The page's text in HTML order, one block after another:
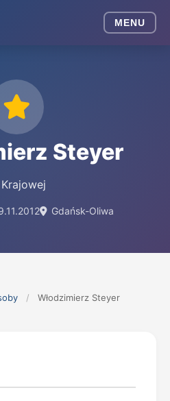
MENU
Steyer
Gdańsk-Oliwa
/ Włodzimierz Steyer